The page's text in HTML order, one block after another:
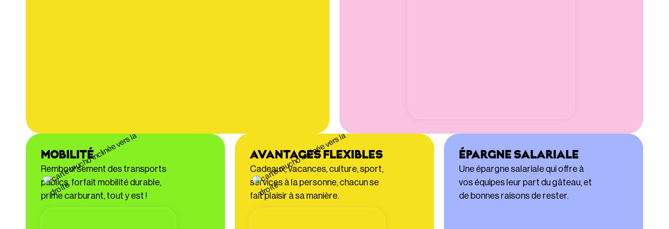
MOBILITÉ
Remboursement des transports
publics, forfait mobilité durable,
prime carburant, tout y est !
AVANTAGES FLEXIBLES
Cadeaux, vacances, culture, sport,
services à la personne, chacun se
fait plaisir à sa manière.
ÉPARGNE SALARIALE
Une épargne salariale qui offre à
vos équipes leur part du gâteau, et
de bonnes raisons de rester.